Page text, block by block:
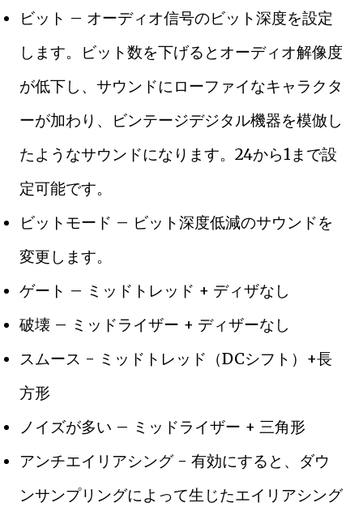
ビット – オーディオ信号のビット深度を設定
します。ビット数を下げるとオーディオ解像度
が低下し、サウンドにローファイなキャラクタ
ーが加わり、ビンテージデジタル機器を模倣し
たようなサウンドになります。24から1まで設
定可能です。
ビットモード – ビット深度低減のサウンドを
変更します。
ゲート – ミッドトレッド + ディザなし
破壊 – ミッドライザー + ディザーなし
スムース - ミッドトレッド（DCシフト）+長
方形
ノイズが多い – ミッドライザー + 三角形
アンチエイリアシング - 有効にすると、ダウ
ンサンプリングによって生じたエイリアシング